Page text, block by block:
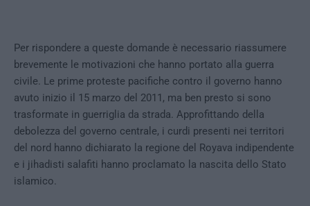
Per rispondere a queste domande è necessario riassumere
brevemente le motivazioni che hanno portato alla guerra
civile. Le prime proteste pacifiche contro il governo hanno
avuto inizio il 15 marzo del 2011, ma ben presto si sono
trasformate in guerriglia da strada. Approfittando della
debolezza del governo centrale, i curdi presenti nei territori
del nord hanno dichiarato la regione del Royava indipendente
e i jihadisti salafiti hanno proclamato la nascita dello Stato
islamico.